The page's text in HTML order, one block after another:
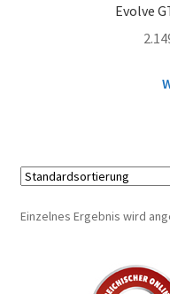
Evolve
Einzelnes Ergebnis wird